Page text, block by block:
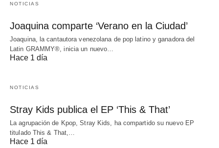
NOTICIAS
Joaquina comparte ‘Verano en la Ciudad’
Joaquina, la cantautora venezolana de pop latino y ganadora del
Latin GRAMMY®, inicia un nuevo…
Hace 1 día
NOTICIAS
Stray Kids publica el EP ‘This & That’
La agrupación de Kpop, Stray Kids, ha compartido su nuevo EP
titulado This & That,…
Hace 1 día